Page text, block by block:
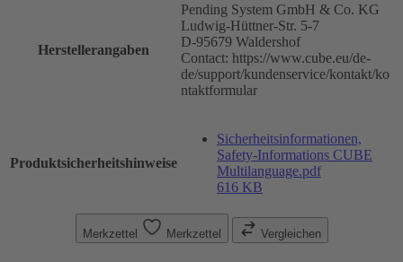
Herstellerangaben
Pending System GmbH & Co. KG
Ludwig-Hüttner-Str. 5-7
D-95679 Waldershof
Contact: https://www.cube.eu/de-
de/support/kundenservice/kontakt/ko
ntaktformular
Produktsicherheitshinweise
Sicherheitsinformationen,
Safety-Informations CUBE
Multilanguage.pdf
616 KB
Merkzettel Merkzettel Vergleichen